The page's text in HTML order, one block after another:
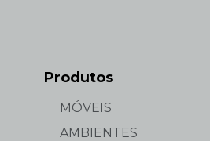
Produtos
MÓVEIS
AMBIENTES